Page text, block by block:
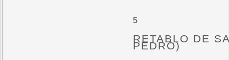
5
RETABLO DE
PEDRO)